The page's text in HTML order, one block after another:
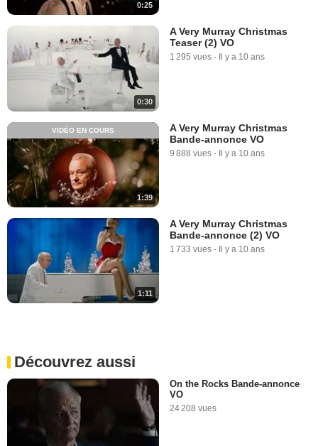
0:25
0:30
A Very Murray Christmas
Teaser (2) VO
1 295 vues - Il y a 10 ans
1:39
VIDÉO EN COURS
A Very Murray Christmas
Bande-annonce VO
9 888 vues - Il y a 10 ans
1:11
A Very Murray Christmas
Bande-annonce (2) VO
1 733 vues - Il y a 10 ans
Découvrez aussi
On the Rocks Bande-annonce
VO
24 208 vues